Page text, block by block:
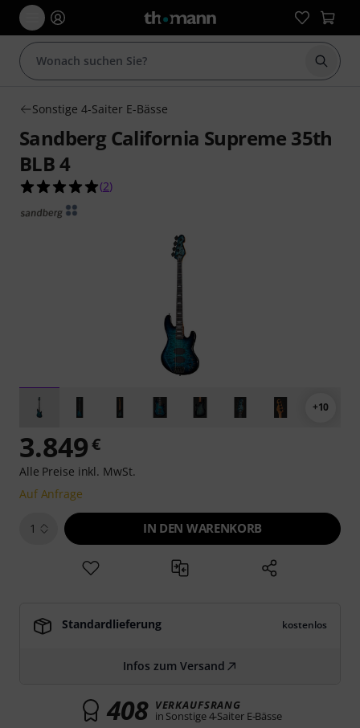
Suche
Sonstige 4-Saiter E-Bässe
Sandberg California Supreme 35th
BLB 4
5.0 von 5 Sternen aus 2 Kundenbewertungen
(2)
+10
3.849€
Alle Preise inkl. MwSt.
Auf Anfrage
1 IN DEN WARENKORB
Standardlieferung kostenlos
Infos zum Versand
408 VERKAUFSRANG
in Sonstige 4-Saiter E-Bässe